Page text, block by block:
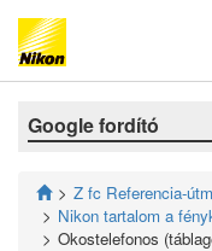
Google fordító
Z fc Referencia-
Nikon tartalom a
Okostelefonos